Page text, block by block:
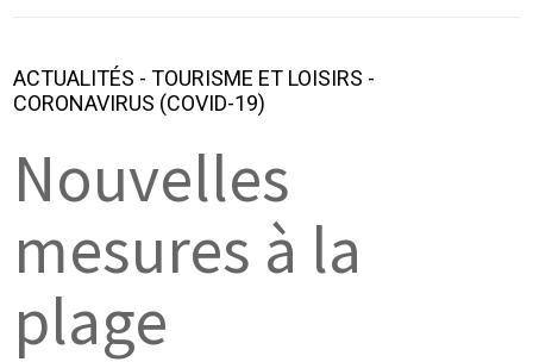
ACTUALITÉS -TOURISME ET LOISIRS -
CORONAVIRUS (COVID-19)
Nouvelles
mesures à la
plage